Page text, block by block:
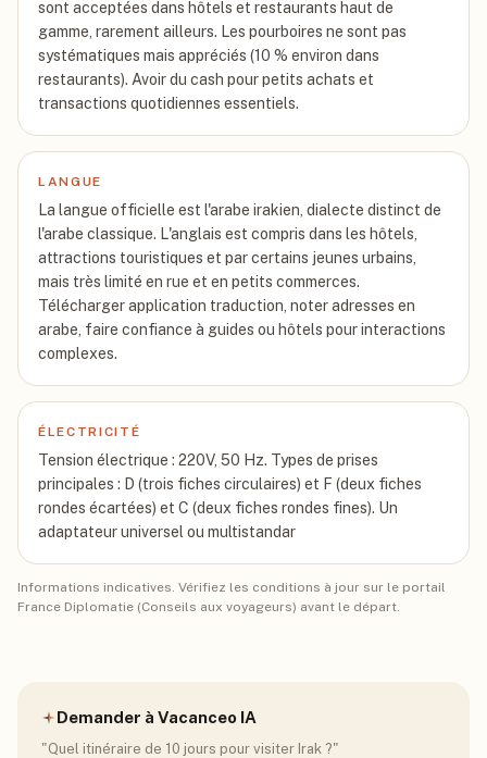
sont acceptées dans hôtels et restaurants haut de
gamme, rarement ailleurs. Les pourboires ne sont pas
systématiques mais appréciés (10 % environ dans
restaurants). Avoir du cash pour petits achats et
transactions quotidiennes essentiels.
LANGUE
La langue officielle est l'arabe irakien, dialecte distinct de
l'arabe classique. L'anglais est compris dans les hôtels,
attractions touristiques et par certains jeunes urbains,
mais très limité en rue et en petits commerces.
Télécharger application traduction, noter adresses en
arabe, faire confiance à guides ou hôtels pour interactions
complexes.
ÉLECTRICITÉ
Tension électrique : 220V, 50 Hz. Types de prises
principales : D (trois fiches circulaires) et F (deux fiches
rondes écartées) et C (deux fiches rondes fines). Un
adaptateur universel ou multistandar
Informations indicatives. Vérifiez les conditions à jour sur le portail
France Diplomatie (Conseils aux voyageurs) avant le départ.
Demander à Vacanceo IA
"Quel itinéraire de 10 jours pour visiter Irak ?"